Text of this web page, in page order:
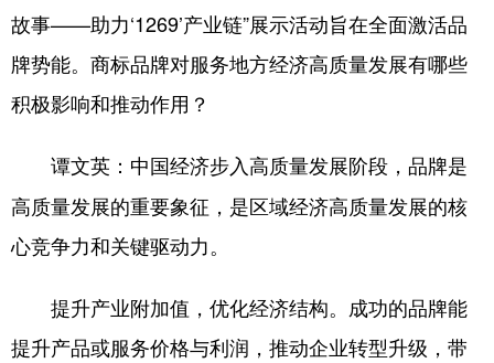
English Español Français عربى
Русский язык 日本語 한국어
Deutsch Português
故事——助力‘1269’产业链”展示活动旨在全面激活品
牌势能。商标品牌对服务地方经济高质量发展有哪些
积极影响和推动作用？
谭文英 ：中国经济步入高质量发展阶段，品牌是
高质量发展的重要象征，是区域经济高质量发展的核
心竞争力和关键驱动力。
提升产业附加值，优化经济结构。成功的品牌能
提升产品或服务价格与利润，推动企业转型升级，带